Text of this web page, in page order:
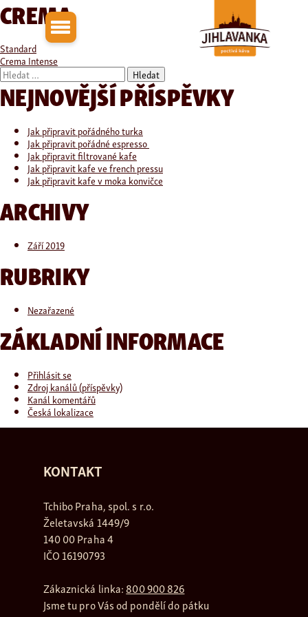
CREMA
NAVIGACE
PRO
PŘÍSPĚVEK
Standard
Crema Intense
Vyhledávání
NEJNOVĚJŠÍ PŘÍSPĚVKY
Jak připravit pořádného turka
Jak připravit pořádné espresso
Jak připravit filtrované kafe
Jak připravit kafe ve french pressu
Jak připravit kafe v moka konvičce
ARCHIVY
Září 2019
RUBRIKY
Nezařazené
ZÁKLADNÍ INFORMACE
Přihlásit se
Zdroj kanálů (příspěvky)
Kanál komentářů
Česká lokalizace
KONTAKT
Tchibo Praha, spol. s r.o.
Želetavská 1449/9
140 00 Praha 4
IČO 16190793
Zákaznická linka:800 900 826
Jsme tu pro Vás od pondělí do pátku